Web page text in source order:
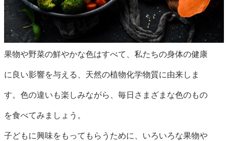
果物や野菜の鮮やかな色はすべて、私たちの身体の健康
に良い影響を与える、天然の植物化学物質に由来しま
す。色の違いも楽しみながら、毎日さまざまな色のもの
を食べてみましょう。
子どもに興味をもってもらうために、いろいろな果物や